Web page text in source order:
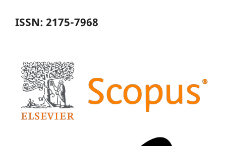
ISSN: 2175-7968